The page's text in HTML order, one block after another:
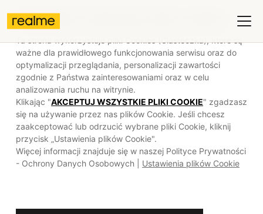
realme Kontakt
Formularz kontaktowy
Potrzebujesz pomocy przy rejestracji produktu? Masz
pytania odnośnie promocji?
Napisz do nas.
Aby się z nami skontaktować, skorzystaj z poniższego
formularza lub wyślij wiadomość e-mail na adres
Imię
Pliki Cookies (Ciasteczka) realme members
Ta strona wykorzystuje pliki Cookies (Ciasteczka), które są
ważne dla prawidłowego funkcjonowania serwisu oraz do
optymalizacji przeglądania, personalizacji zawartości
zgodnie z Państwa zainteresowaniami oraz w celu
analizowania ruchu na witrynie.
Klikając "AKCEPTUJ WSZYSTKIE PLIKI COOKIE" zgadzasz
się na używanie przez nas plików Cookie. Jeśli chcesz
zaakceptować lub odrzucić wybrane pliki Cookie, kliknij
przycisk „Ustawienia plików Cookie".
Więcej informacji znajduje się w naszej Polityce Prywatności
- Ochrony Danych Osobowych | Ustawienia plików Cookie